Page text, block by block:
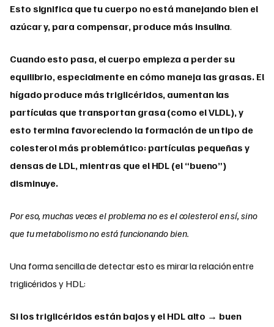
Esto significa que tu cuerpo no está manejando bien el
azúcar y, para compensar, produce más insulina.
Cuando esto pasa, el cuerpo empieza a perder su
equilibrio, especialmente en cómo maneja las grasas. El
hígado produce más triglicéridos, aumentan las
partículas que transportan grasa (como el VLDL), y
esto termina favoreciendo la formación de un tipo de
colesterol más problemático: partículas pequeñas y
densas de LDL, mientras que el HDL (el “bueno”)
disminuye.
Por eso, muchas veces el problema no es el colesterol en sí, sino
que tu metabolismo no está funcionando bien.
Una forma sencilla de detectar esto es mirar la relación entre
triglicéridos y HDL:
Si los triglicéridos están bajos y el HDL alto → buen